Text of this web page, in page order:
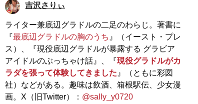
吉沢さりぃ
ライター兼底辺グラドルの二足のわらじ。著書に
『最底辺グラドルの胸のうち 』（イースト・プレ
ス）、『現役底辺グラドルが暴露する グラビア
アイドルのぶっちゃけ話』、『現役グラドルがカ
ラダを張って体験してきました 』（ともに彩図
社）などがある。趣味は飲酒、箱根駅伝、少女漫
画。X（旧Twitter）： @sally_y0720